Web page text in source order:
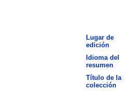
Lugar de
edición
Idioma del
resumen
Título de la
colección